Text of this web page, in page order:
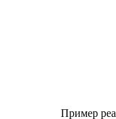
Пример